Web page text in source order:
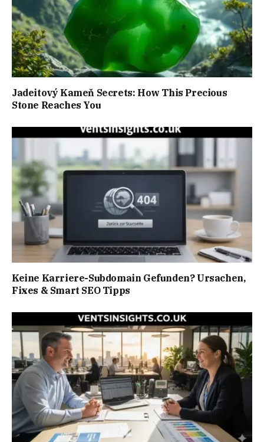
Jadeitový Kameň Secrets: How This Precious
Stone Reaches You
Keine Karriere-Subdomain Gefunden? Ursachen,
Fixes & Smart SEO Tipps